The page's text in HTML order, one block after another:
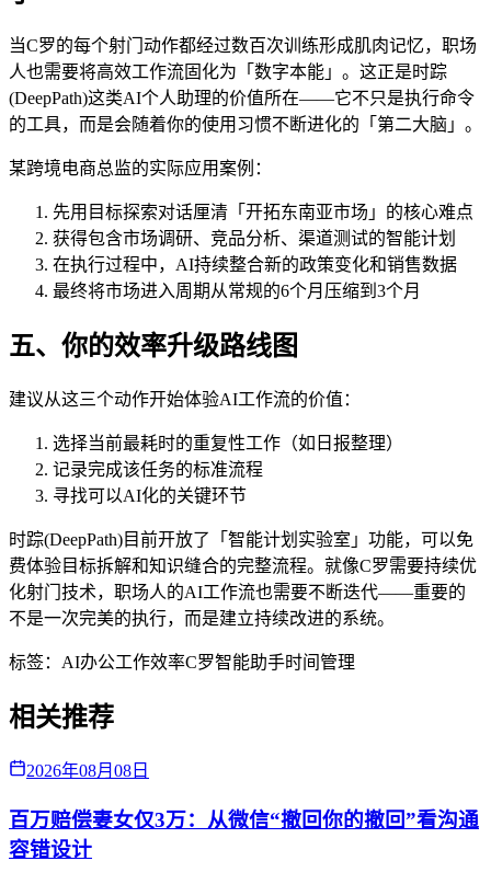
当C罗的每个射门动作都经过数百次训练形成肌肉记忆，职场
人也需要将高效工作流固化为「数字本能」。这正是时踪
(DeepPath)这类AI个人助理的价值所在——它不只是执行命令
的工具，而是会随着你的使用习惯不断进化的「第二大脑」。
某跨境电商总监的实际应用案例：
先用目标探索对话厘清「开拓东南亚市场」的核心难点
获得包含市场调研、竞品分析、渠道测试的智能计划
在执行过程中，AI持续整合新的政策变化和销售数据
最终将市场进入周期从常规的6个月压缩到3个月
五、你的效率升级路线图
建议从这三个动作开始体验AI工作流的价值：
选择当前最耗时的重复性工作（如日报整理）
记录完成该任务的标准流程
寻找可以AI化的关键环节
时踪(DeepPath)目前开放了「智能计划实验室」功能，可以免
费体验目标拆解和知识缝合的完整流程。就像C罗需要持续优
化射门技术，职场人的AI工作流也需要不断迭代——重要的
不是一次完美的执行，而是建立持续改进的系统。
标签： AI办公工作效率C罗智能助手时间管理
相关推荐
2026年08月08日
百万赔偿妻女仅3万：从微信“撤回你的撤回”看沟通
容错设计